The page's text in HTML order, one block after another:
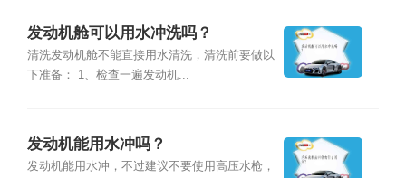
发动机舱可以用水冲洗吗？
清洗发动机舱不能直接用水清洗，清洗前要做以
下准备： 1、检查一遍发动机...
发动机能用水冲吗？
发动机能用水冲，不过建议不要使用高压水枪，